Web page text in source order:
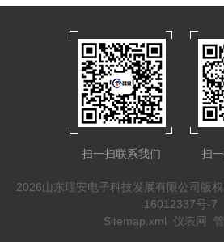
扫一扫联系我们 扫
2026山东瑶安电子科技发展有限公司版
16012337号-7
Sitemap.xml
仪表网